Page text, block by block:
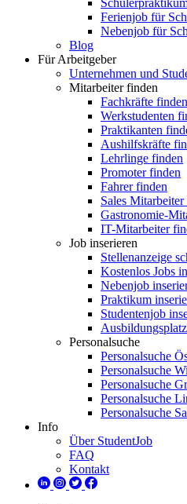
Ferienjob für
Nebenjob für
Blog
Für Arbeitgeber
Unternehmen und
Mitarbeiter finden
Fachkräfte finden
Werkstudenten
Praktikanten
Aushilfskräfte
Lehrlinge finden
Promoter finden
Fahrer finden
Sales
Gastronomie-
IT-Mitarbeiter
Job inserieren
Stellenanzeige
Kostenlos Jobs
Nebenjob
Praktikum
Studentenjob
Personalsuche
Personalsuche
Personalsuche
Personalsuche
Personalsuche
Personalsuche
Info
Über StudentJob
FAQ
Kontakt